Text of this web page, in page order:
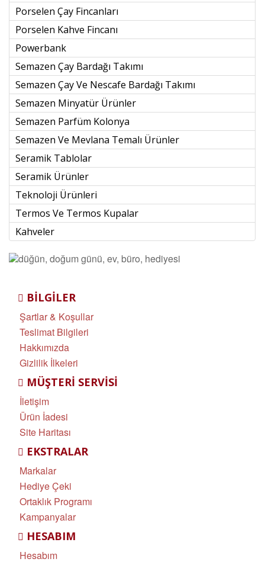
Porselen Çay Fincanları
Porselen Kahve Fincanı
Powerbank
Semazen Çay Bardağı Takımı
Semazen Çay Ve Nescafe Bardağı Takımı
Semazen Minyatür Ürünler
Semazen Parfüm Kolonya
Semazen Ve Mevlana Temalı Ürünler
Seramik Tablolar
Seramik Ürünler
Teknoloji Ürünleri
Termos Ve Termos Kupalar
Kahveler
BILGILER
Şartlar & Koşullar
Teslimat Bilgileri
Hakkımızda
Gizlilik İlkeleri
MÜŞTERI SERVISI
İletişim
Ürün İadesi
Site Haritası
EKSTRALAR
Markalar
Hediye Çeki
Ortaklık Programı
Kampanyalar
HESABIM
Hesabım